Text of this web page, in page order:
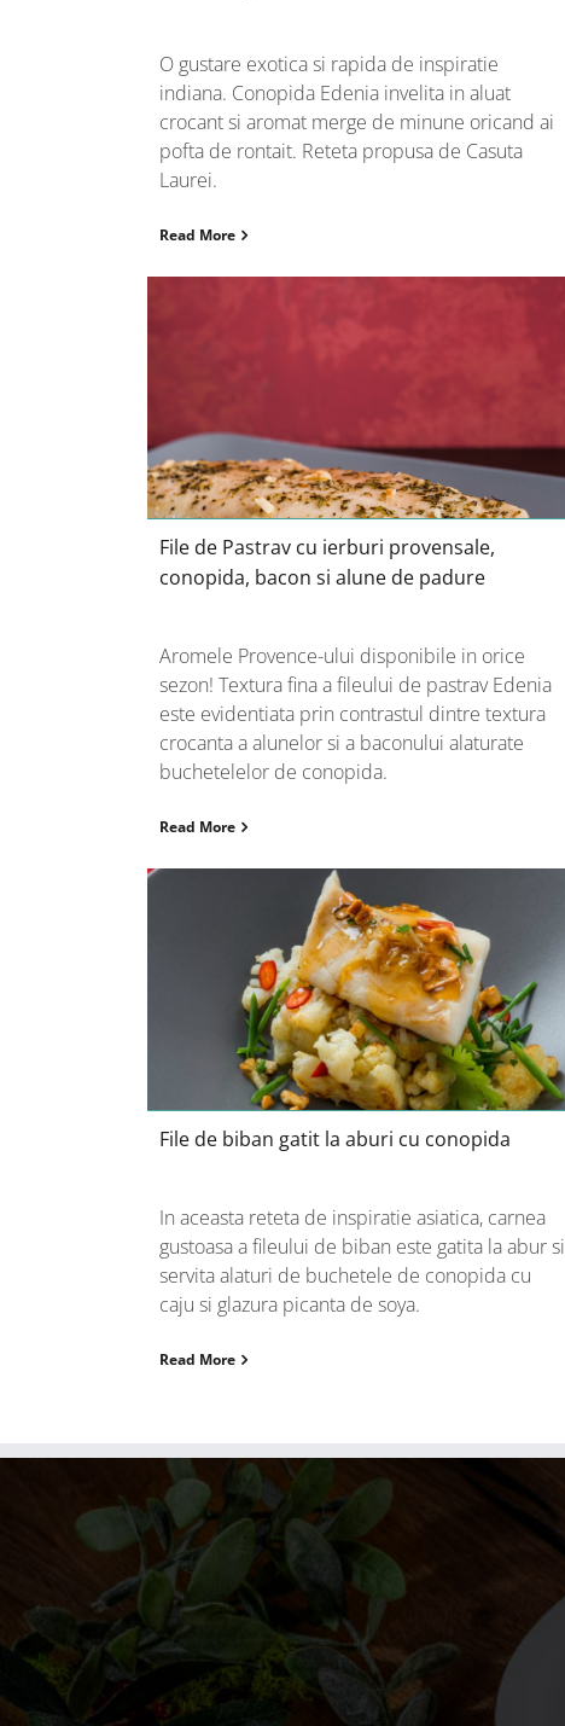
O gustare exotica si rapida de inspiratie
indiana. Conopida Edenia invelita in aluat
crocant si aromat merge de minune oricand ai
pofta de rontait. Reteta propusa de Casuta
Laurei.
Read More
File de Pastrav cu ierburi
alune de padure
File de Pastrav cu ierburi provensale,
conopida, bacon si alune de padure
Aromele Provence-ului disponibile in orice
sezon! Textura fina a fileului de pastrav Edenia
este evidentiata prin contrastul dintre textura
crocanta a alunelor si a baconului alaturate
buchetelelor de conopida.
Read More
File de biban gatit la aburi cu
conopida
File de biban gatit la aburi cu conopida
In aceasta reteta de inspiratie asiatica, carnea
gustoasa a fileului de biban este gatita la abur si
servita alaturi de buchetele de conopida cu
caju si glazura picanta de soya.
Read More